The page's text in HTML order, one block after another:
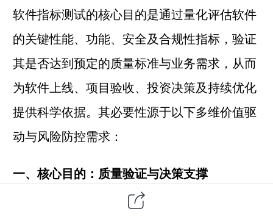
软件指标测试的核心目的是通过量化评估软件
的关键性能、功能、安全及合规性指标，验证
其是否达到预定的质量标准与业务需求，从而
为软件上线、项目验收、投资决策及持续优化
提供科学依据。其必要性源于以下多维价值驱
动与风险防控需求：
一、核心目的：质量验证与决策支撑